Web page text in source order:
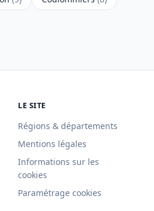
LE SITE
Régions & départements
Mentions légales
Informations sur les
cookies
Paramétrage cookies